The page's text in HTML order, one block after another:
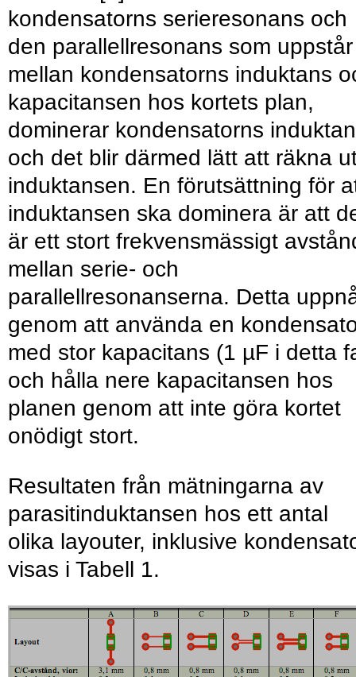
kondensatorns serieresonans och
den parallellresonans som uppstår
mellan kondensatorns induktans
kapacitansen hos kortets plan,
dominerar kondensatorns
och det blir därmed lätt att räkna
induktansen. En förutsättning för
induktansen ska dominera är att
är ett stort frekvensmässigt
mellan serie- och
parallellresonanserna. Detta
genom att använda en
med stor kapacitans (1 µF i detta
och hålla nere kapacitansen hos
planen genom att inte göra kortet
onödigt stort.
Resultaten från mätningarna av
parasitinduktansen hos ett antal
olika layouter, inklusive
visas i Tabell 1.